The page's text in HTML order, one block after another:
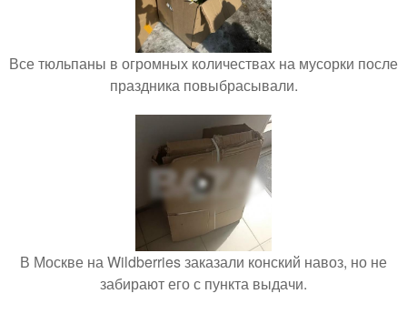
Все тюльпаны в огромных количествах на мусорки после
праздника повыбрасывали.
В Москве на Wildberries заказали конский навоз, но не
забирают его с пункта выдачи.